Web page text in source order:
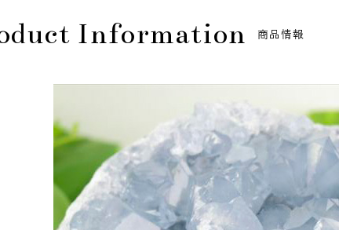
Information 商品情報